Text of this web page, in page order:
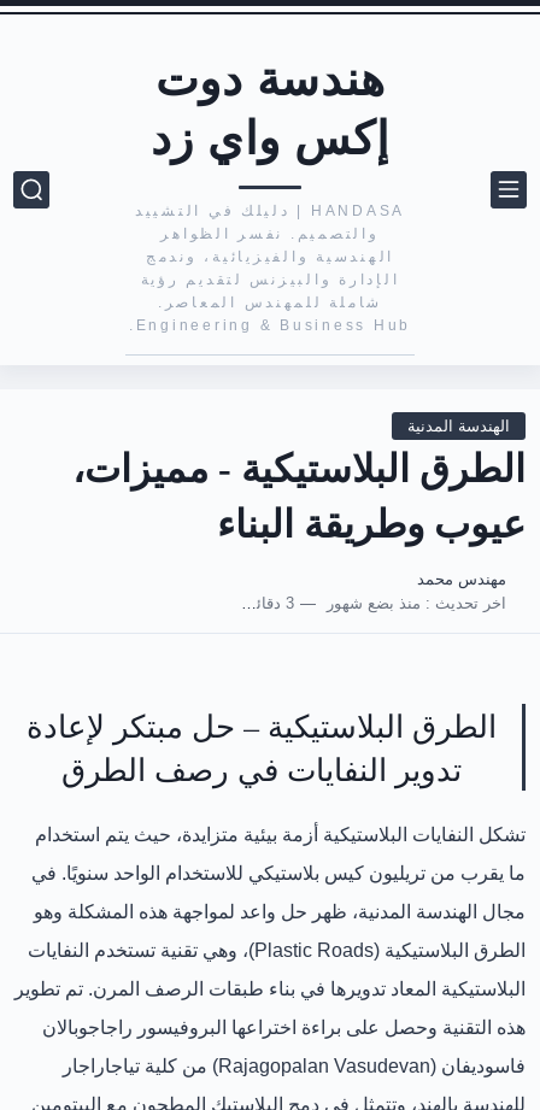
هندسة دوت
إكس واي زد
HANDASA | دليلك في التشييد
والتصميم. نفسر الظواهر
الهندسية والفيزيائية، وندمج
الإدارة والبيزنس لتقديم رؤية
شاملة للمهندس المعاصر.
Engineering & Business Hub.
الهندسة المدنية
الطرق البلاستيكية - مميزات،
عيوب وطريقة البناء
مهندس محمد
اخر تحديث : منذ بضع شهور 3 دقائق للقراءة
الطرق البلاستيكية – حل مبتكر لإعادة
تدوير النفايات في رصف الطرق
تشكل النفايات البلاستيكية أزمة بيئية متزايدة، حيث يتم استخدام
ما يقرب من تريليون كيس بلاستيكي للاستخدام الواحد سنويًا. في
مجال الهندسة المدنية، ظهر حل واعد لمواجهة هذه المشكلة وهو
الطرق البلاستيكية (Plastic Roads)
، وهي تقنية تستخدم النفايات
البلاستيكية المعاد تدويرها في بناء طبقات الرصف المرن. تم تطوير
هذه التقنية وحصل على براءة اختراعها البروفيسور راجاجوبالان
فاسوديفان (Rajagopalan Vasudevan)
من كلية تياجاراجار
للهندسة بالهند، وتتمثل في دمج البلاستيك المطحون مع البيتومين